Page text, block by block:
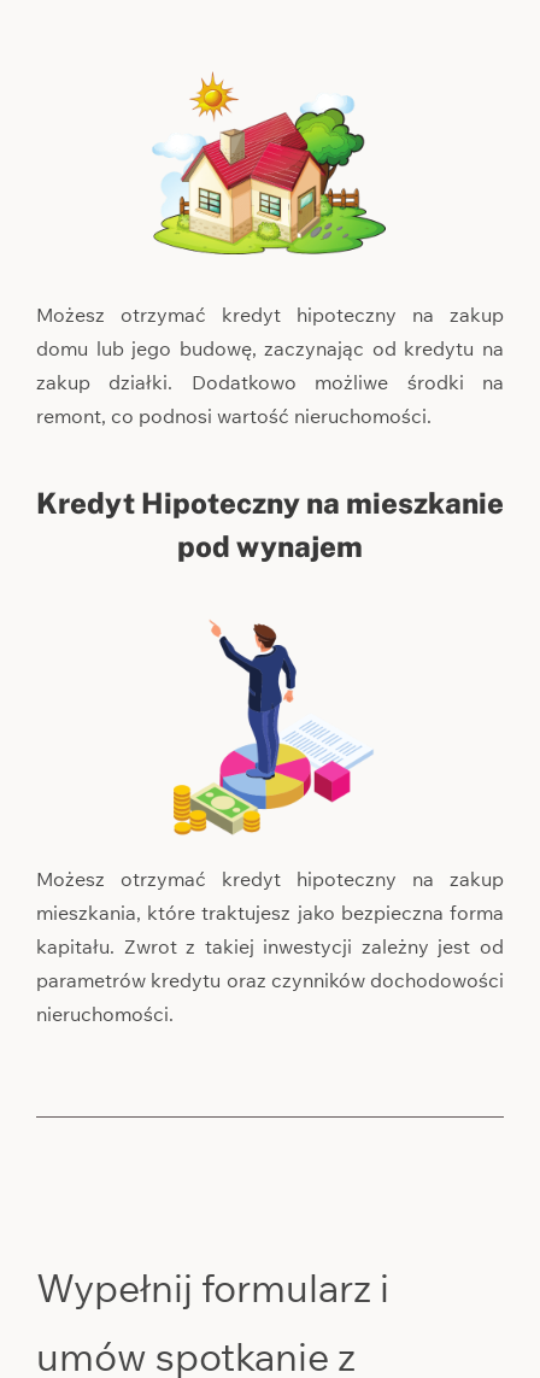
Możesz otrzymać kredyt hipoteczny na zakup
domu lub jego budowę, zaczynając od kredytu na
zakup działki. Dodatkowo możliwe środki na
remont, co podnosi wartość nieruchomości.
Kredyt Hipoteczny na mieszkanie
pod wynajem
Możesz otrzymać kredyt hipoteczny na zakup
mieszkania, które traktujesz jako bezpieczna forma
kapitału. Zwrot z takiej inwestycji zależny jest od
parametrów kredytu oraz czynników dochodowości
nieruchomości.
Wypełnij formularz i
umów spotkanie z